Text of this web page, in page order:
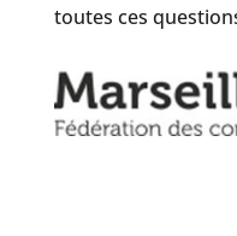
toutes ces